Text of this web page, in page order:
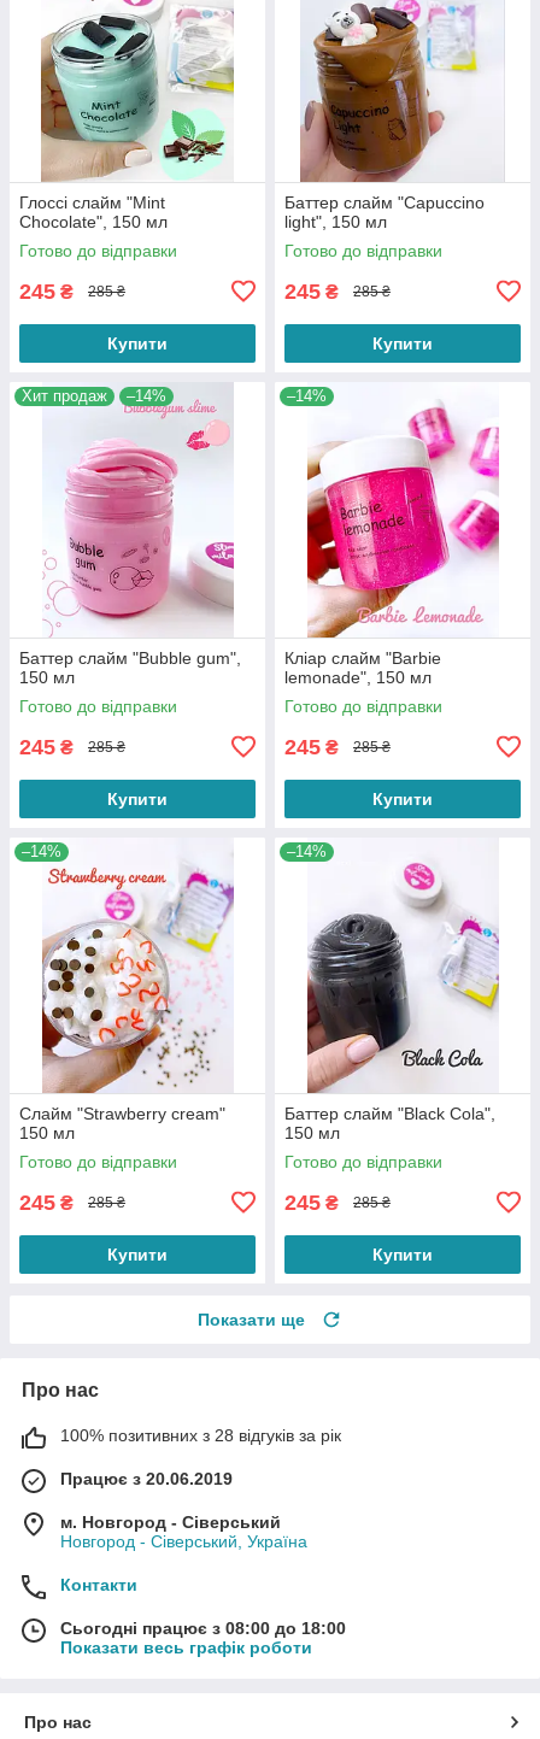
Глоссі слайм "Mint
Chocolate", 150 мл
Готово до відправки
245 ₴ 285 ₴
Купити
Баттер слайм "Capuccino
light", 150 мл
Готово до відправки
245 ₴ 285 ₴
Купити
Хит продаж –14%
Баттер слайм "Bubble gum",
150 мл
Готово до відправки
245 ₴ 285 ₴
Купити
–14%
Кліар слайм "Barbie
lemonade", 150 мл
Готово до відправки
245 ₴ 285 ₴
Купити
–14%
Слайм "Strawberry cream"
150 мл
Готово до відправки
245 ₴ 285 ₴
Купити
–14%
Баттер слайм "Black Cola",
150 мл
Готово до відправки
245 ₴ 285 ₴
Купити
Показати ще
Про нас
100% позитивних з 28 відгуків за рік
Працює з 20.06.2019
м. Новгород - Сіверський
Новгород - Сіверський, Україна
Контакти
Сьогодні працює з 08:00 до 18:00
Показати весь графік роботи
Про нас